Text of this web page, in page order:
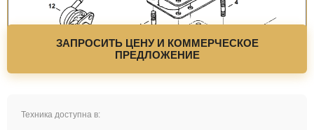
ЗАПРОСИТЬ ЦЕНУ И КОММЕРЧЕСКОЕ
ПРЕДЛОЖЕНИЕ
Техника доступна в: